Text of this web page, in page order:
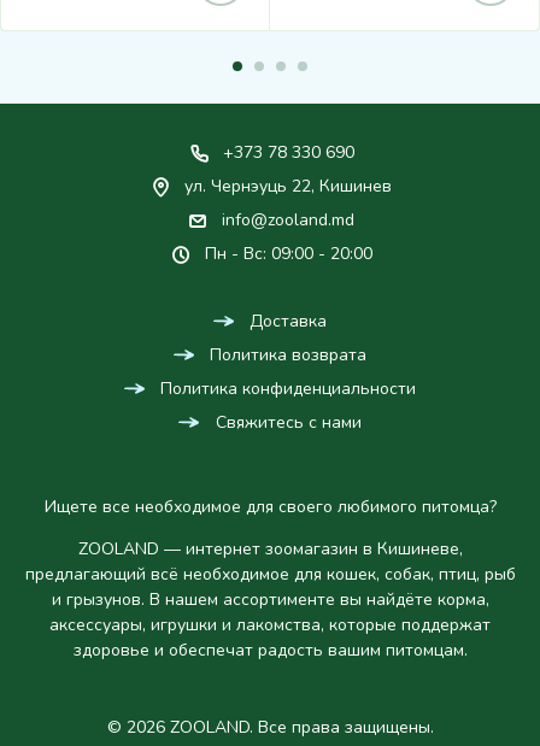
+373 78 330 690
ул. Чернэуць 22, Кишинев
info@zooland.md
Пн - Вс: 09:00 - 20:00
Доставка
Политика возврата
Политика конфиденциальности
Свяжитесь с нами
Ищете все необходимое для своего любимого питомца?
ZOOLAND — интернет зоомагазин в Кишиневе,
предлагающий всё необходимое для кошек, собак, птиц, рыб
и грызунов. В нашем ассортименте вы найдёте корма,
аксессуары, игрушки и лакомства, которые поддержат
здоровье и обеспечат радость вашим питомцам.
© 2026 ZOOLAND. Все права защищены.